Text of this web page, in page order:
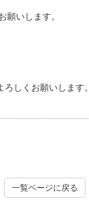
願いします。
しくお願いします。
一覧ページに戻る